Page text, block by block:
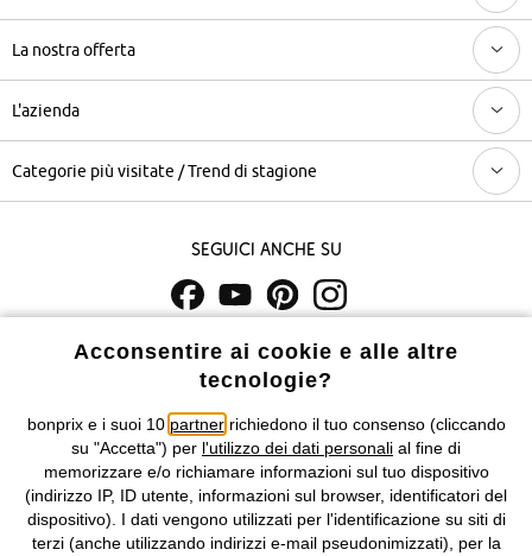
La nostra offerta
L'azienda
Categorie più visitate / Trend di stagione
Seguici anche su
I prezzi sono IVA inclusa. Non includonole spese di spedizione e i
costi di servizio.
Condizioni di vendita Accessibilità
Informativa privacy e cookie Gestione dei cookie
Informazioni legali Diritto di recesso
Acconsentire ai cookie e alle altre
tecnologie?
bonprix e i suoi 10 partnerrichiedono il tuo consenso (cliccando
su "Accetta") per l'utilizzo dei dati personali al fine di
memorizzare e/o richiamare informazioni sul tuo dispositivo
(indirizzo IP, ID utente, informazioni sul browser, identificatori del
dispositivo). I dati vengono utilizzati per l'identificazione su siti di
terzi (anche utilizzando indirizzi e-mail pseudonimizzati), per la